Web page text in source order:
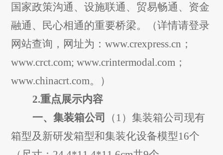
国家政策沟通、设施联通、贸易畅通、资金
融通、民心相通的重要桥梁。（详情请登录
网站查询，网址为： www.crexpress.cn ；
www.crct.com; www.crintermodal.com；
www.chinacrt.com。）
2.重点展示内容
一、集装箱公司
（ 1 ）集装箱公司现有
箱型及新研发箱型和集装化设备模型16个